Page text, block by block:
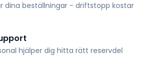
dina beställningar - driftstopp kostar
hjälper dig hitta rätt reservdel